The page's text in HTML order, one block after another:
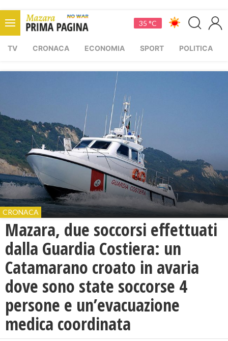
35 °C
TV CRONACA ECONOMIA SPORT POLITICA
CRONACA
Mazara, due soccorsi effettuati
dalla Guardia Costiera: un
Catamarano croato in avaria
dove sono state soccorse 4
persone e un’evacuazione
medica coordinata